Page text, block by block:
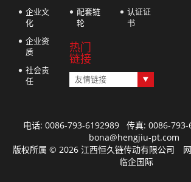
企业文
化
企业资
质
社会责
任
配套链
轮
热门
链接
友情链接
认证证
书
电话: 0086-793-6192989 传真: 0086-
bona@hengjiu-pt.com
版权所属 © 2026 江西恒久链传动有限公司
临企国际